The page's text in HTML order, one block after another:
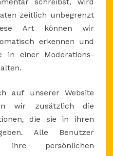
zeitlich unbegrenzt
Art können wir
erkennen und
in einer Moderations-
auf unserer Website
wir zusätzlich die
die sie in ihren
Alle Benutzer
ihre persönlichen